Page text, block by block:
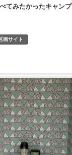
てみたかったキャンプ
画サイト